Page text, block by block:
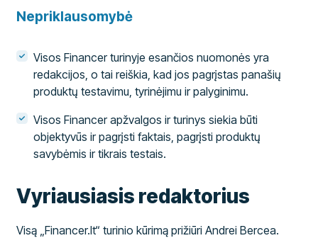
Nepriklausomybė
Visos Financer turinyje esančios nuomonės yra
redakcijos, o tai reiškia, kad jos pagrįstas panašių
produktų testavimu, tyrinėjimu ir palyginimu.
Visos Financer apžvalgos ir turinys siekia būti
objektyvūs ir pagrįsti faktais, pagrįsti produktų
savybėmis ir tikrais testais.
Vyriausiasis redaktorius
Visą „Financer.lt“ turinio kūrimą prižiūri Andrei Bercea.